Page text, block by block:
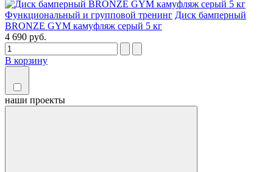
Функциональный и групповой тренинг Диск бамперный
BRONZE GYM камуфляж серый 5 кг
4 690 руб.
В корзину
наши проекты